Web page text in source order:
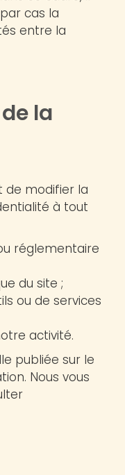
cas la
entre la
la
de modifier la
à tout
réglementaire
du site ;
ou de services
activité.
publiée sur le
Nous vous